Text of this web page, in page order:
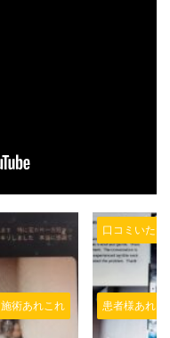
施術あれこれ
口コミいただ
患者様あれこ